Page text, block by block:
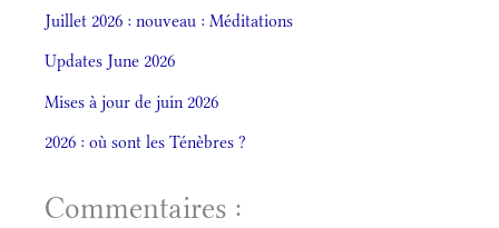
Juillet 2026 : nouveau : Méditations
Updates June 2026
Mises à jour de juin 2026
2026 : où sont les Ténèbres ?
Commentaires :